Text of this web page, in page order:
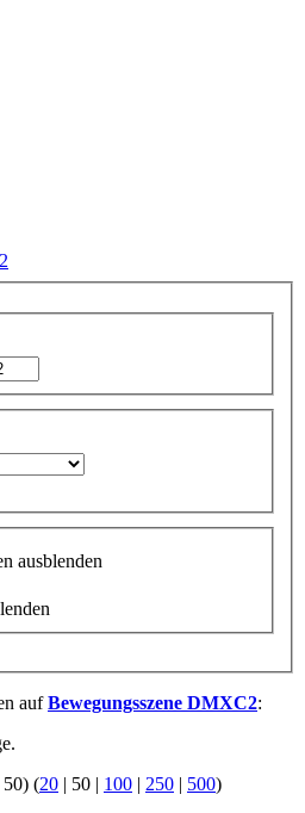
ausblenden
aufBewegungsszene DMXC2:
50) (20 | 50 | 100 | 250 | 500)